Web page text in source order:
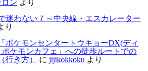
ン より
迷わない７～中央線・エスカレーター
り
ポケモンセンタートウキョーDX(ディ
ケモンカフェ」への徒歩ルートでの
行き方）
に jijikokkoku より